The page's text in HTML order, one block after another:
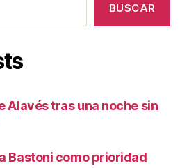
BUSCAR
Alavés tras una noche sin
Bastoni como prioridad